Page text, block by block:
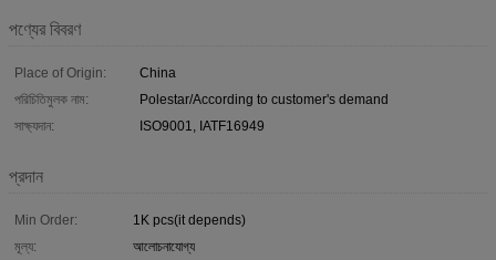
পণ্যের বিবরণ
Place of Origin:
China
পরিচিতিমুলক নাম:
Polestar/According to customer's demand
সাক্ষ্যদান:
ISO9001, IATF16949
প্রদান
Min Order:
1K pcs(it depends)
মূল্য:
আলোচনাযোগ্য